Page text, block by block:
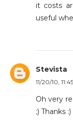
it costs
useful
Stevista
11/20/10,
Oh very
;) Thanks :)